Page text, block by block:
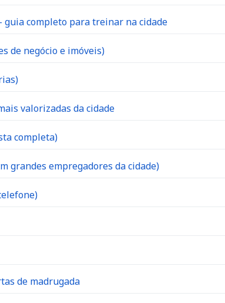
guia completo para treinar na cidade
de negócio e imóveis)
valorizadas da cidade
completa)
grandes empregadores da cidade)
de madrugada